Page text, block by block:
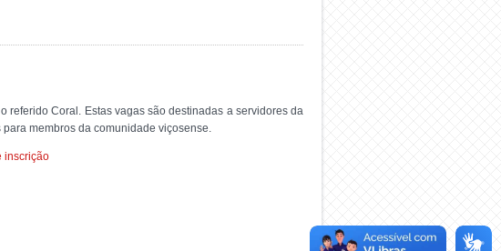
referido Coral. Estas vagas são destinadas a servidores da
membros da comunidade viçosense.
inscrição